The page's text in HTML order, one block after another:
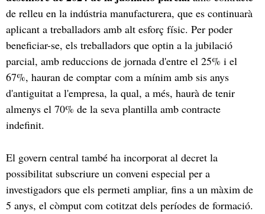
de relleu en la indústria manufacturera, que es continuarà
aplicant a treballadors amb alt esforç físic. Per poder
beneficiar-se, els treballadors que optin a la jubilació
parcial, amb reduccions de jornada d'entre el 25% i el
67%, hauran de comptar com a mínim amb sis anys
d'antiguitat a l'empresa, la qual, a més, haurà de tenir
almenys el 70% de la seva plantilla amb contracte
indefinit.
El govern central també ha incorporat al decret la
possibilitat subscriure un conveni especial per a
investigadors que els permeti ampliar, fins a un màxim de
5 anys, el còmput com cotitzat dels períodes de formació.